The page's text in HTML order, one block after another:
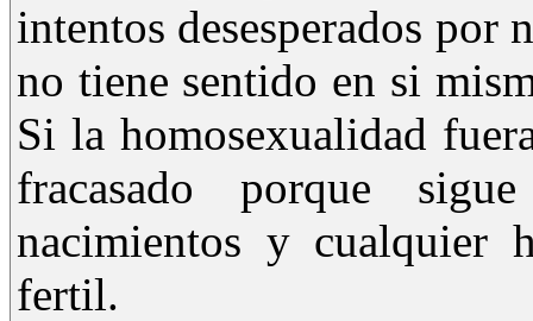
intentos desesperados por
no tiene sentido en si
Si la homosexualidad
fracasado porque
nacimientos y cualquier
fertil.